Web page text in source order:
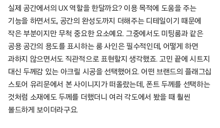
실제 공간에서의 UX 역할을 한달까요? 이용 목적에 도움을 주는
기능을 하면서도, 공간의 완성도까지 더해주는 디테일이기 때문에
작은 부분이지만 무척 중요한 요소예요. 그중에서도 미팅룸과 같은
공용 공간의 용도를 표시하는 룸 사인은 필수적인데, 어떻게 하면
과하지 않으면서도 직관적으로 표현할지 생각했죠. 고민 끝에 시트지
대신 두께감 있는 아크릴 시공을 선택했어요. 어떤 브랜드의 플래그십
스토어 유리문에서 본 사이니지가 떠올랐는데, 폰트 두께를 선택하는
것처럼 소재에도 두께를 더했더니 여러 각도에서 봤을 때 훨씬
볼드하게 보이더라구요.